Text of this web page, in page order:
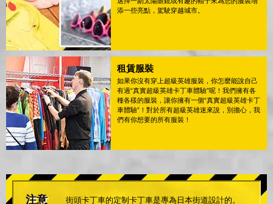
添一些亮點，駕駛穿越城市。
租賃服裝
如果你沒有穿上超級英雄服裝，你怎麼能說自己
有過“真實超級英雄卡丁車體驗”呢！我們擁有各
種各樣的服裝，讓你擁有一個“真實超級英雄卡丁
車體驗”！對於所有超級英雄迷來說，別擔心，我
們有你想要的所有服裝！
注意
街頭卡丁車的定制卡丁車是專為日本街道設計的。